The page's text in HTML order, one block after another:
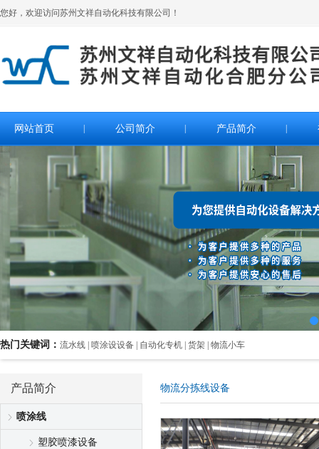
您好，欢迎访问苏州文祥自动化科技有限公司！
网站首页 公司简介 产品简介
热门关键词： 流水线 | 喷涂设设备 | 自动化专机 | 货架 | 物流小车
产品简介
喷涂线
塑胶喷漆设备
物流分拣线设备